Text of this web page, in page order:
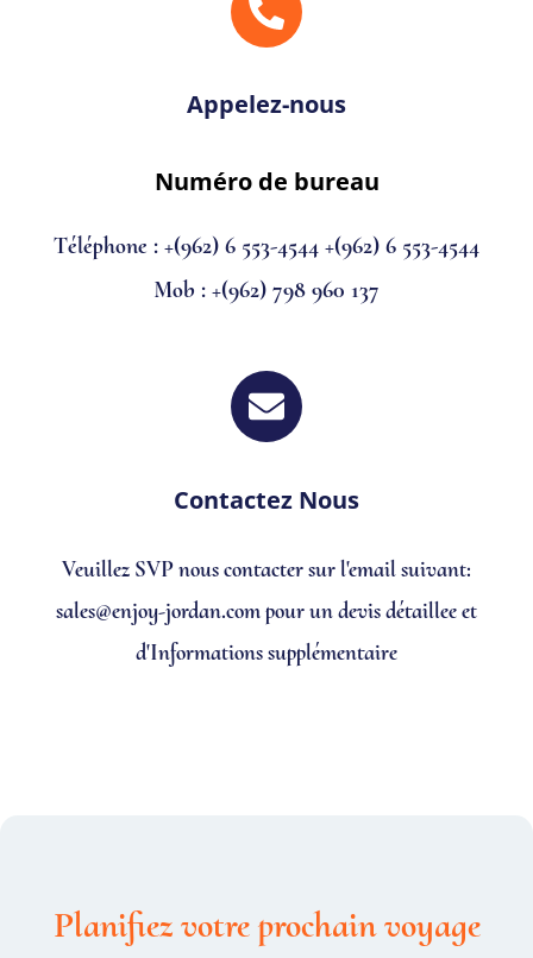
Appelez-nous
Numéro de bureau
Téléphone : +(962) 6 553-4544 +(962) 6 553-4544
Mob : +(962) 798 960 137
Contactez Nous
Veuillez SVP nous contacter sur l'email suivant:
sales@enjoy-jordan.com pour un devis détaillee et
d'Informations supplémentaire
Planifiez votre prochain voyage